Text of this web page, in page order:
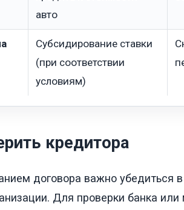
авто
Субсидирование ставки
(при соответствии
условиям)
кредитора
договора важно убедиться
Для проверки банка